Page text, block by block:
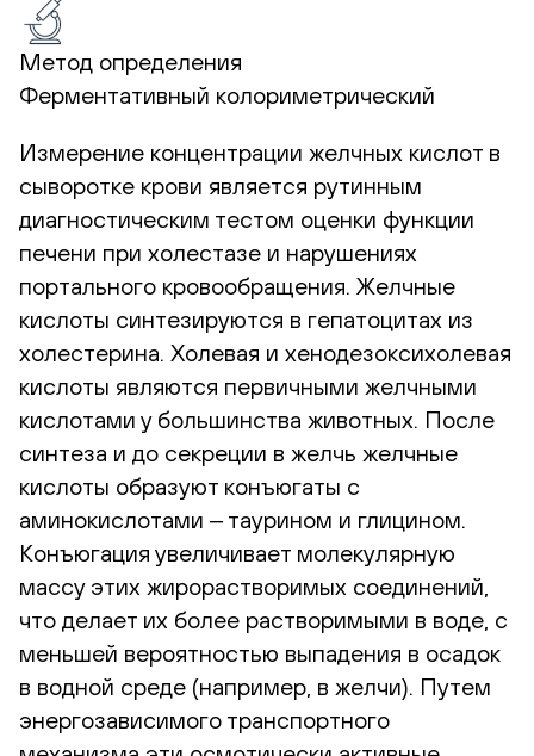
Метод определения
Ферментативный колориметрический
Измерение концентрации желчных кислот в
сыворотке крови является рутинным
диагностическим тестом оценки функции
печени при холестазе и нарушениях
портального кровообращения. Желчные
кислоты синтезируются в гепатоцитах из
холестерина. Холевая и хенодезоксихолевая
кислоты являются первичными желчными
кислотами у большинства животных. После
синтеза и до секреции в желчь желчные
кислоты образуют конъюгаты с
аминокислотами ‒ таурином и глицином.
Конъюгация увеличивает молекулярную
массу этих жирорастворимых соединений,
что делает их более растворимыми в воде, с
меньшей вероятностью выпадения в осадок
в водной среде (например, в желчи). Путем
энергозависимого транспортного